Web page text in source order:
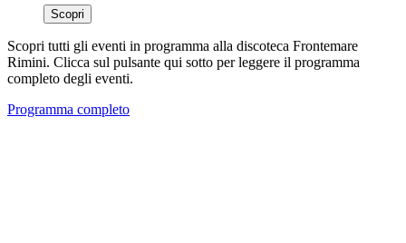
Scopri
Scopri tutti gli eventi in programma alla discoteca Frontemare
Rimini. Clicca sul pulsante qui sotto per leggere il programma
completo degli eventi.
Programma completo